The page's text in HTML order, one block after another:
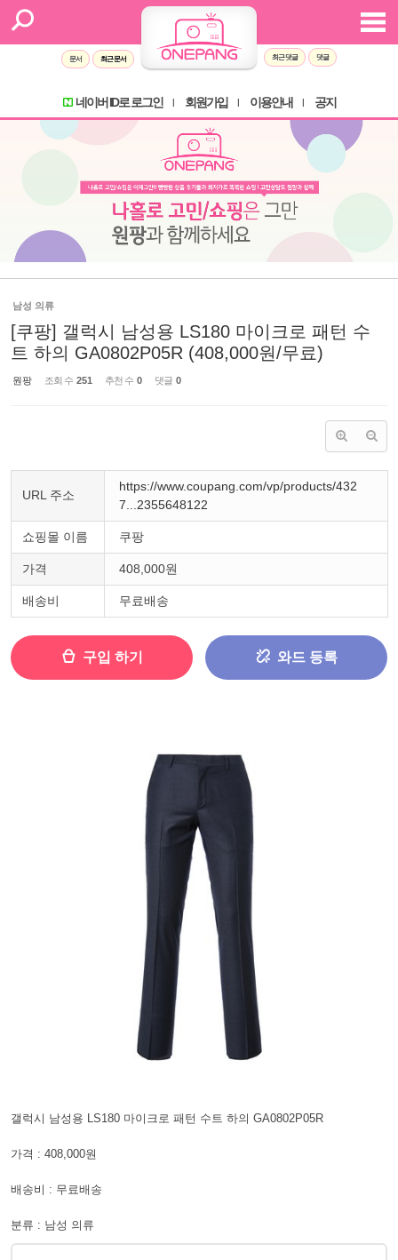
문서 최근 문서 최근 댓글 댓글
네이버 ID로 로그인 회원가입 이용안내 공지
남성 의류
[쿠팡] 갤럭시 남성용 LS180 마이크로 패턴 수
트 하의 GA0802P05R (408,000원/무료)
원팡 조회 수 251 추천 수 0 댓글 0
URL 주소
https://www.coupang.com/vp/products/432
7...2355648122
쇼핑몰 이름 쿠팡
가격 408,000원
배송비 무료배송
구입 하기 와드 등록
갤럭시 남성용 LS180 마이크로 패턴 수트 하의 GA0802P05R
가격 : 408,000원
배송비 : 무료배송
분류 : 남성 의류